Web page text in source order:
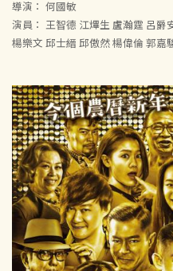
導演： 何國敏
演員： 王智德 江熚生 盧瀚霆 呂爵
楊樂文 邱士縉 邱傲然 楊偉倫 郭嘉